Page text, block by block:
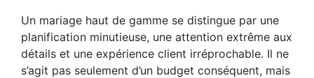
Un mariage haut de gamme se distingue par une
planification minutieuse, une attention extrême aux
détails et une expérience client irréprochable. Il ne
s’agit pas seulement d’un budget conséquent, mais